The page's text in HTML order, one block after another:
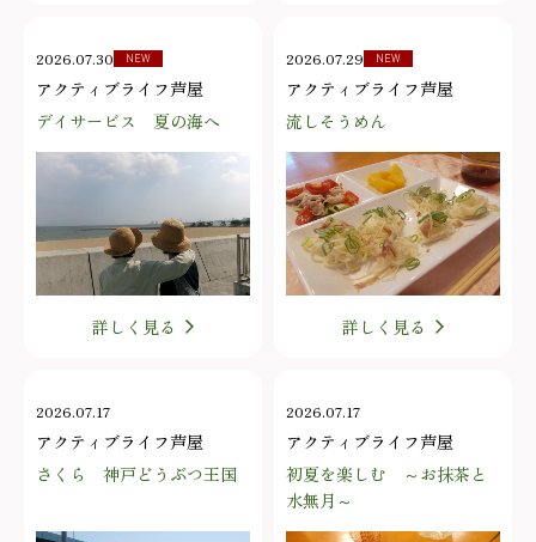
2026.07.30 NEW
アクティブライフ芦屋
デイサービス 夏の海へ
詳しく見る
2026.07.29 NEW
アクティブライフ芦屋
流しそうめん
詳しく見る
2026.07.17
アクティブライフ芦屋
さくら 神戸どうぶつ王国
2026.07.17
アクティブライフ芦屋
初夏を楽しむ ～お抹茶と
水無月～